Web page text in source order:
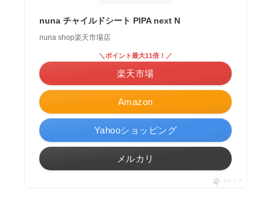
nuna チャイルドシート PIPA next N
nuna shop楽天市場店
Amazon
＼ポイント最大11倍！／
楽天市場
Yahooショッピング
メルカリ
ポチップ